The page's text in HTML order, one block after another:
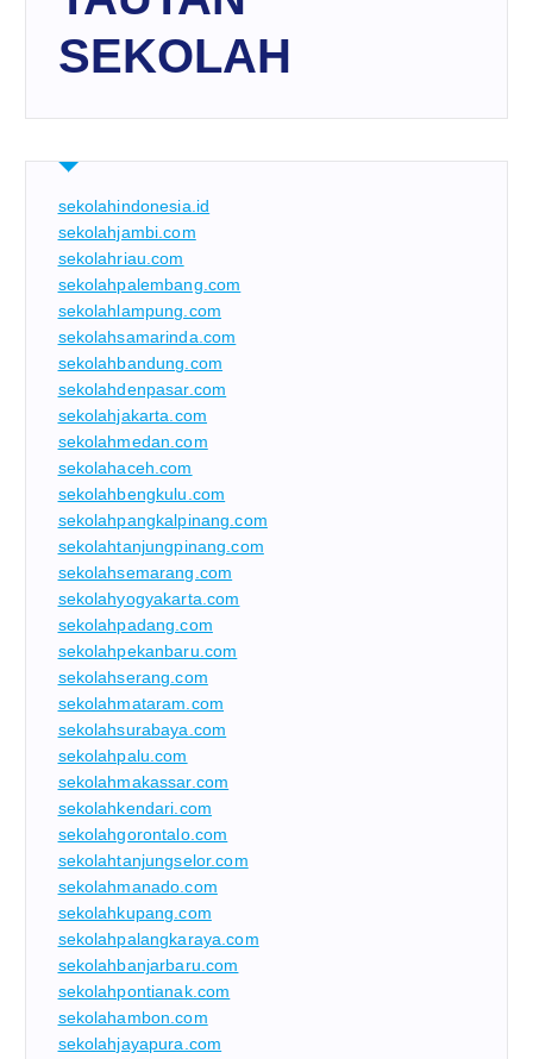
SEKOLAH
sekolahindonesia.id
sekolahjambi.com
sekolahriau.com
sekolahpalembang.com
sekolahlampung.com
sekolahsamarinda.com
sekolahbandung.com
sekolahdenpasar.com
sekolahjakarta.com
sekolahmedan.com
sekolahaceh.com
sekolahbengkulu.com
sekolahpangkalpinang.com
sekolahtanjungpinang.com
sekolahsemarang.com
sekolahyogyakarta.com
sekolahpadang.com
sekolahpekanbaru.com
sekolahserang.com
sekolahmataram.com
sekolahsurabaya.com
sekolahpalu.com
sekolahmakassar.com
sekolahkendari.com
sekolahgorontalo.com
sekolahtanjungselor.com
sekolahmanado.com
sekolahkupang.com
sekolahpalangkaraya.com
sekolahbanjarbaru.com
sekolahpontianak.com
sekolahambon.com
sekolahjayapura.com